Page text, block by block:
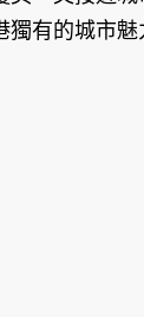
有的城市